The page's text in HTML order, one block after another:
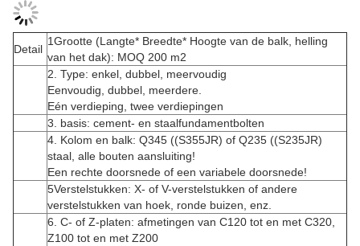
Detail
1Grootte (Langte* Breedte* Hoogte van de balk, helling
van het dak): MOQ 200 m2
2. Type: enkel, dubbel, meervoudig
Eenvoudig, dubbel, meerdere.
Eén verdieping, twee verdiepingen
3. basis: cement- en staalfundamentbolten
4. Kolom en balk: Q345 ((S355JR) of Q235 ((S235JR)
staal, alle bouten aansluiting!
Een rechte doorsnede of een variabele doorsnede!
5Verstelstukken: X- of V-verstelstukken of andere
verstelstukken van hoek, ronde buizen, enz.
6. C- of Z-platen: afmetingen van C120 tot en met C320,
Z100 tot en met Z200